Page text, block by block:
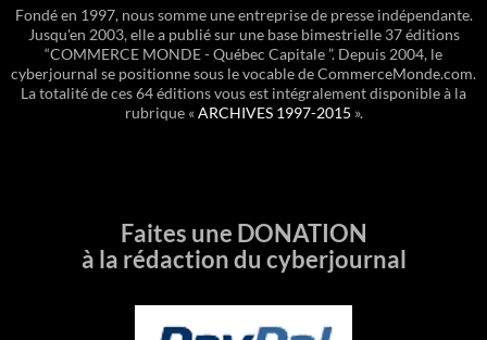
Fondé en 1997, nous somme une entreprise de presse indépendante.
Jusqu'en 2003, elle a publié sur une base bimestrielle 37 éditions
“COMMERCE MONDE - Québec Capitale ”. Depuis 2004, le
cyberjournal se positionne sous le vocable de CommerceMonde.com.
La totalité de ces 64 éditions vous est intégralement disponible à la
rubrique «ARCHIVES 1997-2015 ».
Faites une DONATION
à la rédaction du cyberjournal